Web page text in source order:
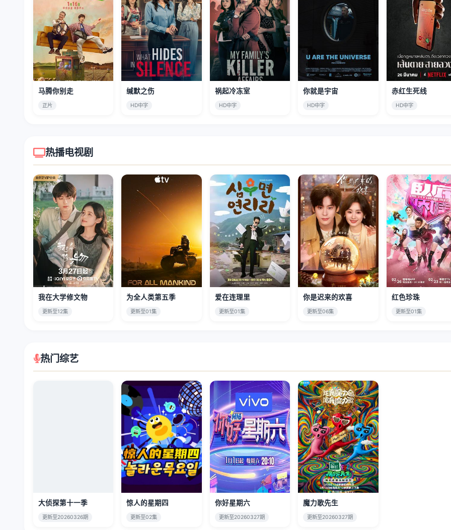
马腾你别走
正片
缄默之伤
HD中字
祸起冷冻室
HD中字
你就是宇宙
HD中字
赤红生死线
HD中字
热播电视剧
我在大学修文物
更新至12集
为全人类第五季
更新至01集
爱在连理里
更新至01集
你是迟来的欢喜
更新至06集
红色珍珠
更新至01集
热门综艺
大侦探第十一季
更新至20260326期
惊人的星期四
更新至02集
你好星期六
更新至20260327期
魔力歌先生
更新至20260327期